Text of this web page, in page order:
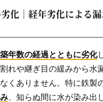
化｜経年劣化による
築年数の経過とともに劣化
れや継ぎ目の緩みから水
くありません。特に鉄製
、知らぬ間に水が染み出